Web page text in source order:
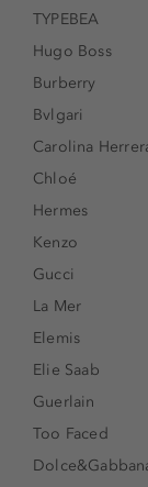
TYPEBEA
Hugo Boss
Burberry
Bvlgari
Carolina
Chloé
Hermes
Kenzo
Gucci
La Mer
Elemis
Elie Saab
Guerlain
Too Faced